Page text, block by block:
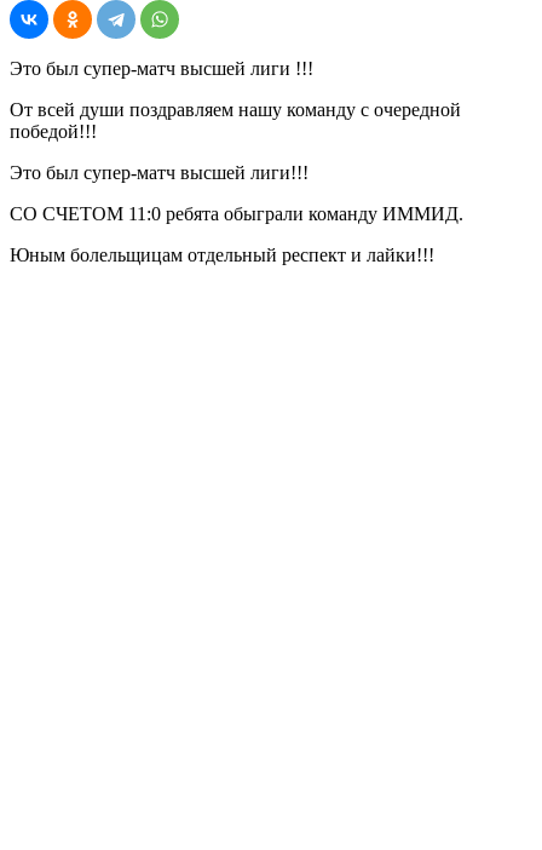
Это был супер-матч высшей лиги !!!
От всей души поздравляем нашу команду с очередной
победой!!!
Это был супер-матч высшей лиги!!!
СО СЧЕТОМ 11:0 ребята обыграли команду ИММИД.
Юным болельщицам отдельный респект и лайки!!!